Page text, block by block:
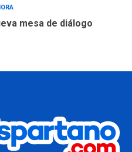
mesa de diálogo